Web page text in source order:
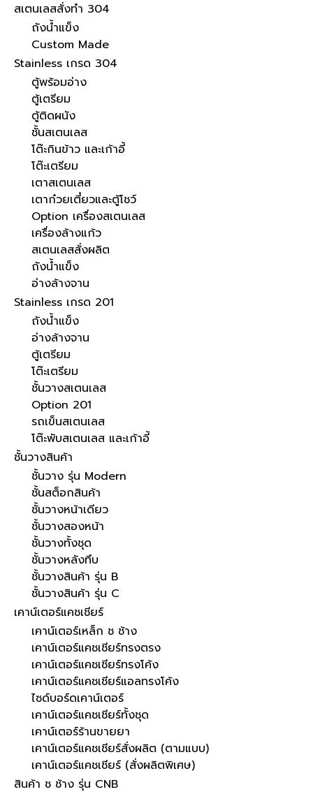
สเตนเลสสั่งทำ 304
ถังน้ำแข็ง
Custom Made
Stainless เกรด 304
ตู้พร้อมอ่าง
ตู้เตรียม
ตู้ติดผนัง
ชั้นสเตนเลส
โต๊ะกินข้าว และเก้าอี้
โต๊ะเตรียม
เตาสเตนเลส
เตาก๋วยเตี๋ยวและตู้โชว์
Option เครื่องสเตนเลส
เครื่องล้างแก้ว
สเตนเลสสั่งผลิต
ถังน้ำแข็ง
อ่างล้างจาน
Stainless เกรด 201
ถังน้ำแข็ง
อ่างล้างจาน
ตู้เตรียม
โต๊ะเตรียม
ชั้นวางสเตนเลส
Option 201
รถเข็นสเตนเลส
โต๊ะพับสเตนเลส และเก้าอี้
ชั้นวางสินค้า
ชั้นวาง รุ่น Modern
ชั้นสต็อกสินค้า
ชั้นวางหน้าเดียว
ชั้นวางสองหน้า
ชั้นวางทั้งชุด
ชั้นวางหลังทึบ
ชั้นวางสินค้า รุ่น B
ชั้นวางสินค้า รุ่น C
เคาน์เตอร์แคชเชียร์
เคาน์เตอร์เหล็ก ช ช้าง
เคาน์เตอร์แคชเชียร์ทรงตรง
เคาน์เตอร์แคชเชียร์ทรงโค้ง
เคาน์เตอร์แคชเชียร์แอลทรงโค้ง
ไซด์บอร์ดเคาน์เตอร์
เคาน์เตอร์แคชเชียร์ทั้งชุด
เคาน์เตอร์ร้านขายยา
เคาน์เตอร์แคชเชียร์สั่งผลิต (ตามแบบ)
เคาน์เตอร์แคชเชียร์ (สั่งผลิตพิเศษ)
สินค้า ช ช้าง รุ่น CNB